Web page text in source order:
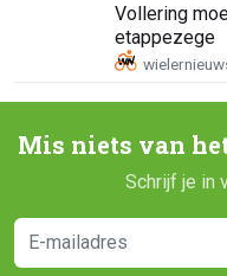
Vollering
etappezege
Mis niets van
Schrijf je in